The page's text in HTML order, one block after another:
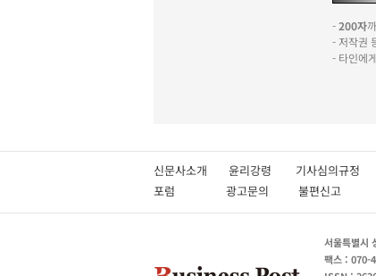
-200자
- 저작권
- 타인에
신문사소개 윤리강령 기사심의규정
포럼
광고문의 불편신고
서울특별시
팩스 : 070-